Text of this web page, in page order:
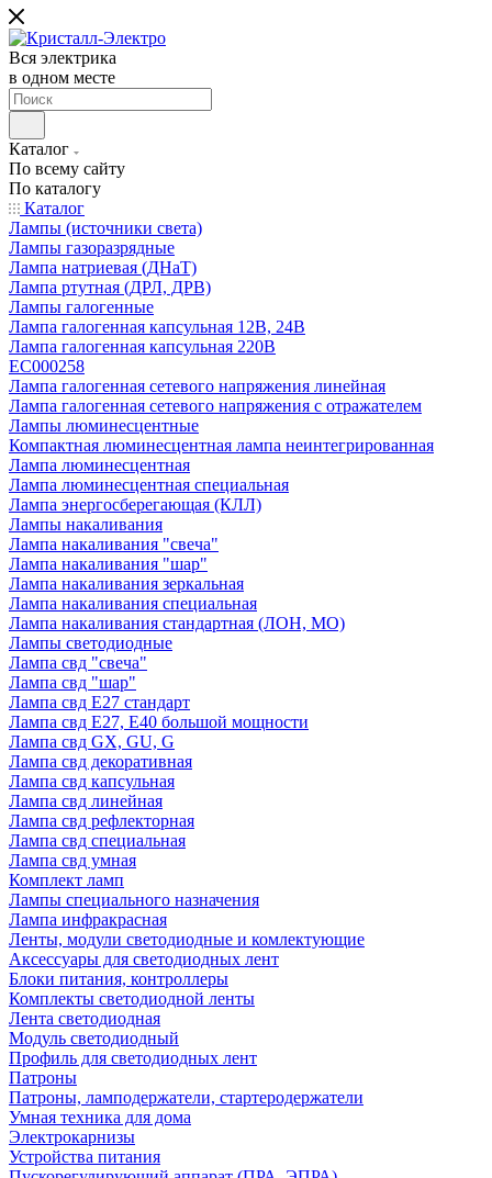
Вся электрика
в одном месте
Каталог
По всему сайту
По каталогу
Каталог
Лампы (источники света)
Лампы газоразрядные
Лампа натриевая (ДНаТ)
Лампа ртутная (ДРЛ, ДРВ)
Лампы галогенные
Лампа галогенная капсульная 12В, 24В
Лампа галогенная капсульная 220В
EC000258
Лампа галогенная сетевого напряжения линейная
Лампа галогенная сетевого напряжения с отражателем
Лампы люминесцентные
Компактная люминесцентная лампа неинтегрированная
Лампа люминесцентная
Лампа люминесцентная специальная
Лампа энергосберегающая (КЛЛ)
Лампы накаливания
Лампа накаливания "свеча"
Лампа накаливания "шар"
Лампа накаливания зеркальная
Лампа накаливания специальная
Лампа накаливания стандартная (ЛОН, МО)
Лампы светодиодные
Лампа свд "свеча"
Лампа свд "шар"
Лампа свд E27 стандарт
Лампа свд E27, Е40 большой мощности
Лампа свд GX, GU, G
Лампа свд декоративная
Лампа свд капсульная
Лампа свд линейная
Лампа свд рефлекторная
Лампа свд специальная
Лампа свд умная
Комплект ламп
Лампы специального назначения
Лампа инфракрасная
Ленты, модули светодиодные и комлектующие
Аксессуары для светодиодных лент
Блоки питания, контроллеры
Комплекты светодиодной ленты
Лента светодиодная
Модуль светодиодный
Профиль для светодиодных лент
Патроны
Патроны, ламподержатели, стартеродержатели
Умная техника для дома
Электрокарнизы
Устройства питания